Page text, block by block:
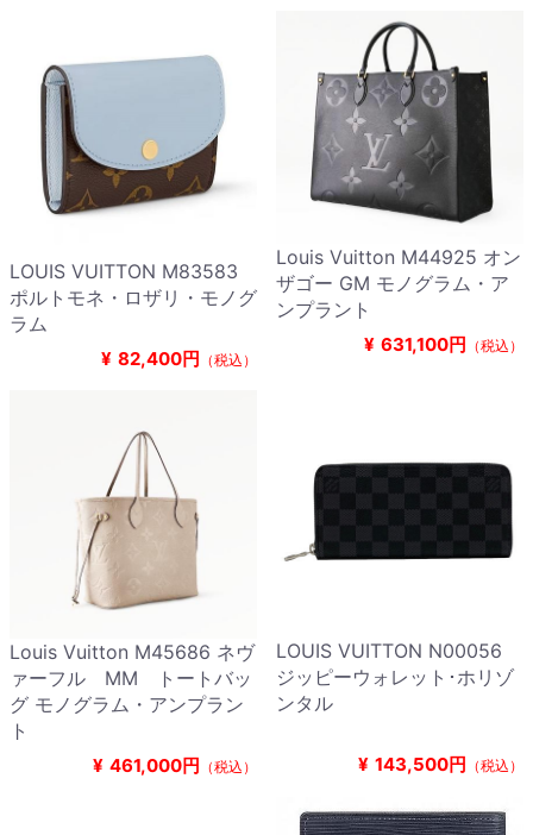
LOUIS VUITTON M83583
ポルトモネ・ロザリ・モノグ
ラム
¥ 82,400円 （税込）
Louis Vuitton M44925 オン
ザゴー GM モノグラム・ア
ンプラント
¥ 631,100円 （税込）
Louis Vuitton M45686 ネヴ
ァーフル MM トートバッ
グ モノグラム・アンプラン
ト
¥ 461,000円 （税込）
LOUIS VUITTON N00056
ジッピーウォレット･ホリゾ
ンタル
¥ 143,500円 （税込）